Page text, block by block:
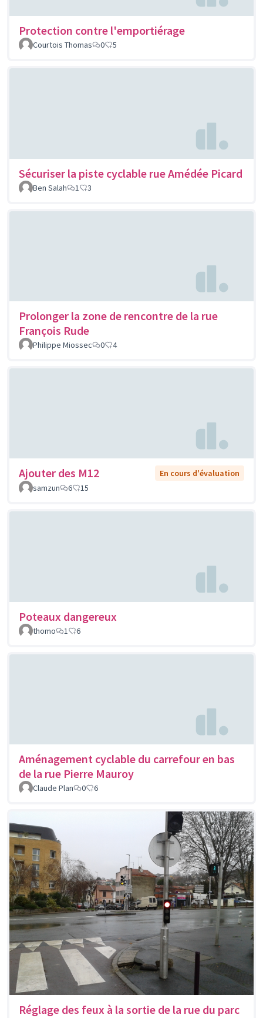
Protection contre l'emportiérage
Courtois Thomas 0 5
Sécuriser la piste cyclable rue Amédée Picard
Ben Salah 1 3
Prolonger la zone de rencontre de la rue
François Rude
Philippe Miossec 0 4
Ajouter des M12
En cours d'évaluation
samzun
6 15
Poteaux dangereux
thomo 1 6
Aménagement cyclable du carrefour en bas
de la rue Pierre Mauroy
Claude Plan 0 6
Réglage des feux à la sortie de la rue du parc